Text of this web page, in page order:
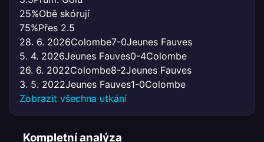
25%Obě skórují
75%Přes 2.5
28. 6. 2026Colombe7-0Jeunes Fauves
5. 4. 2026Jeunes Fauves0-4Colombe
26. 6. 2022Colombe8-2Jeunes Fauves
3. 5. 2022Jeunes Fauves1-0Colombe
Zobrazit všechna utkání
Kompletní analýza